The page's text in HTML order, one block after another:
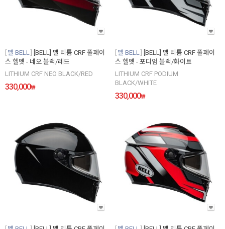
벨 BELL
[BELL] 벨 리튬 CRF 풀페이
스 헬멧 - 네오 블랙/레드
LITHIUM CRF NEO BLACK/RED
330,000₩
벨 BELL
[BELL] 벨 리튬 CRF 풀페이
스 헬멧 - 포디엄 블랙/화이트
LITHIUM CRF PODIUM
BLACK/WHITE
330,000₩